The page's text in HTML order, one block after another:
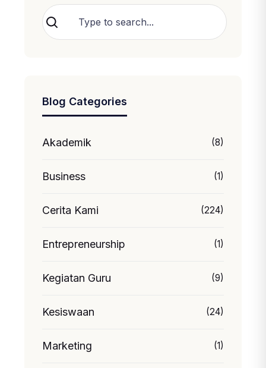
Cari
Blog Categories
Akademik (8)
Business (1)
Cerita Kami (224)
Entrepreneurship (1)
Kegiatan Guru (9)
Kesiswaan (24)
Marketing (1)